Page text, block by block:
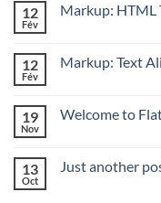
Bonjour
12
Fév
Markup: HTML
Markup:
Formatting
12
Fév
Markup: Text
Markup:
19
Nov
Welcome to
Welcome
13
Oct
Just another